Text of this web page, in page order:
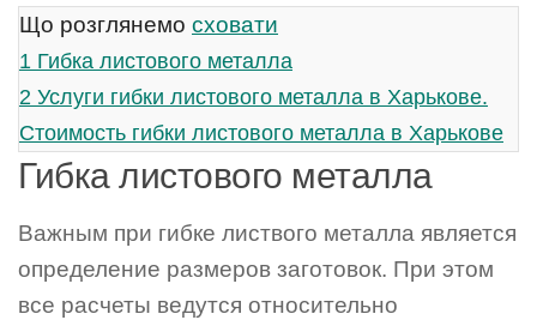
Що розглянемо сховати
1 Гибка листового металла
2 Услуги гибки листового металла в Харькове.
Стоимость гибки листового металла в Харькове
Гибка листового металла
Важным при гибке листвого металла является
определение размеров заготовок. При этом
все расчеты ведутся относительно